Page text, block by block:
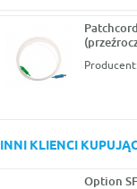
Producent:
INNI KLIENCI
Option